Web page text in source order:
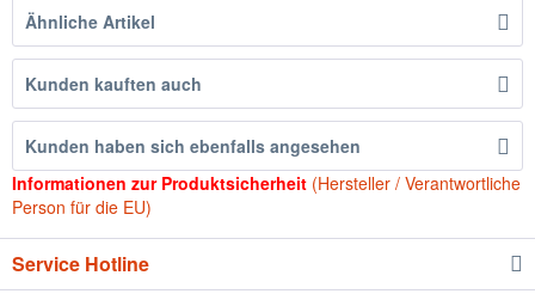
Ähnliche Artikel
Kunden kauften auch
Kunden haben sich ebenfalls angesehen
Informationen zur Produktsicherheit (Hersteller / Verantwortliche
Person für die EU)
Service Hotline